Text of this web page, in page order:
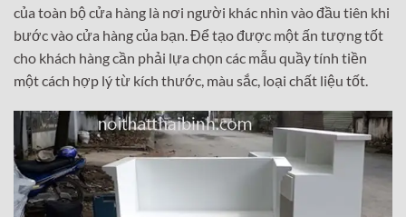
của toàn bộ cửa hàng là nơi người khác nhìn vào đầu tiên khi
bước vào cửa hàng của bạn. Để tạo được một ấn tượng tốt
cho khách hàng cần phải lựa chọn các mẫu quầy tính tiền
một cách hợp lý từ kích thước, màu sắc, loại chất liệu tốt.